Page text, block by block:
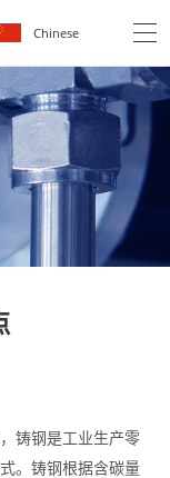
Chinese
铸钢是工业生产零
。铸钢根据含碳量